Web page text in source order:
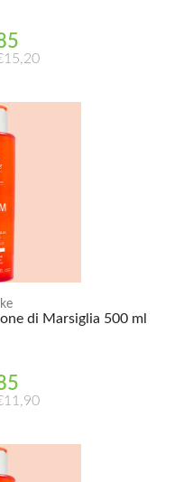
di Marsiglia 500 ml